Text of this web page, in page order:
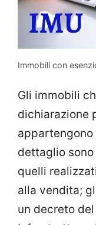
Immobili con
Gli immobili
dichiarazione
appartengono
dettaglio sono
quelli
alla vendita;
un decreto